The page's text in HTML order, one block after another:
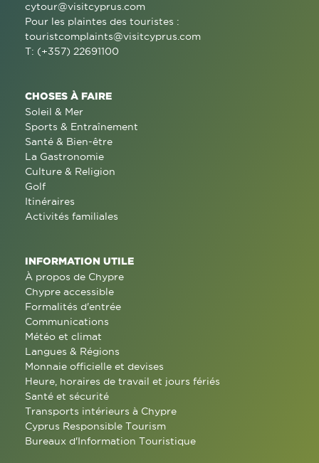
cytour@visitcyprus.com
Pour les plaintes des touristes :
touristcomplaints@visitcyprus.com
T: (+357) 22691100
CHOSES À FAIRE
Soleil & Mer
Sports & Entraînement
Santé & Bien-être
La Gastronomie
Culture & Religion
Golf
Itinéraires
Activités familiales
INFORMATION UTILE
À propos de Chypre
Chypre accessible
Formalités d'entrée
Communications
Météo et climat
Langues & Régions
Monnaie officielle et devises
Heure, horaires de travail et jours fériés
Santé et sécurité
Transports intérieurs à Chypre
Cyprus Responsible Tourism
Bureaux d'Information Touristique